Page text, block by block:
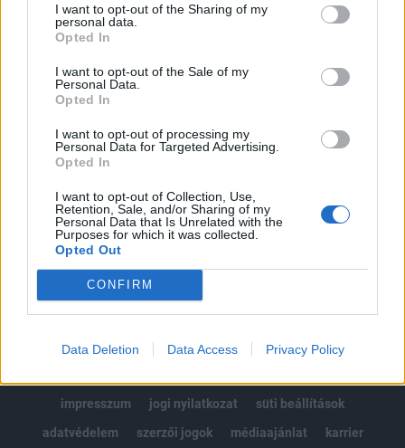
I want to opt-out of the Sharing of my
personal data.
Opted In
I want to opt-out of the Sale of my
Personal Data.
Opted In
I want to opt-out of processing my
Personal Data for Targeted Advertising.
Opted In
I want to opt-out of Collection, Use,
Retention, Sale, and/or Sharing of my
Personal Data that Is Unrelated with the
Purposes for which it was collected.
Opted Out
CONFIRM
Data Deletion Data Access Privacy Policy
regisztrációhoz kötött.
Portfolio.hu teljes cikkarchívum
Kötéslisták: BÉT elmúlt 2 év napon belüli
MÁR ELŐFIZETŐNK VAGY?BEJELENTKEZÉS
impresszum
jogi nyilatkozat
süti beállítások
adatvédelem
szerzői jogok médiaajánlat karrier